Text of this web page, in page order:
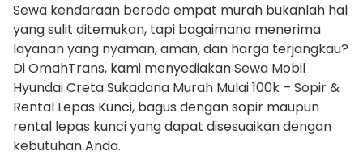
Sewa kendaraan beroda empat murah bukanlah hal
yang sulit ditemukan, tapi bagaimana menerima
layanan yang nyaman, aman, dan harga terjangkau?
Di OmahTrans, kami menyediakan Sewa Mobil
Hyundai Creta Sukadana Murah Mulai 100k – Sopir &
Rental Lepas Kunci, bagus dengan sopir maupun
rental lepas kunci yang dapat disesuaikan dengan
kebutuhan Anda.